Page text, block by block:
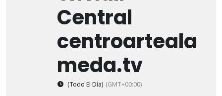
Central
centroarteala
meda.tv
(Todo El Día) (GMT+00:00)